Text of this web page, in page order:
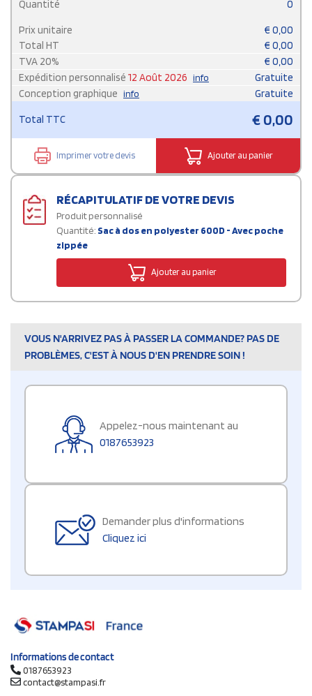
Quantité 0
Prix unitaire € 0,00
Total HT
€ 0,00
TVA 20% € 0,00
Expédition personnalisé 12 Août 2026 info
Gratuite
Conception graphique info Gratuite
Total TTC €0,00
Imprimer votre devis Ajouter au panier
RÉCAPITULATIF DE VOTRE DEVIS
Produit personnalisé
Quantité: Sac à dos en polyester 600D - Avec poche
zippée
Ajouter au panier
VOUS N'ARRIVEZ PAS À PASSER LA COMMANDE? PAS DE
PROBLÈMES, C'EST À NOUS D'EN PRENDRE SOIN !
Appelez-nous maintenant au
0187653923
Demander plus d'informations
Cliquez ici
Informations de contact
0187653923
contact@stampasi.fr